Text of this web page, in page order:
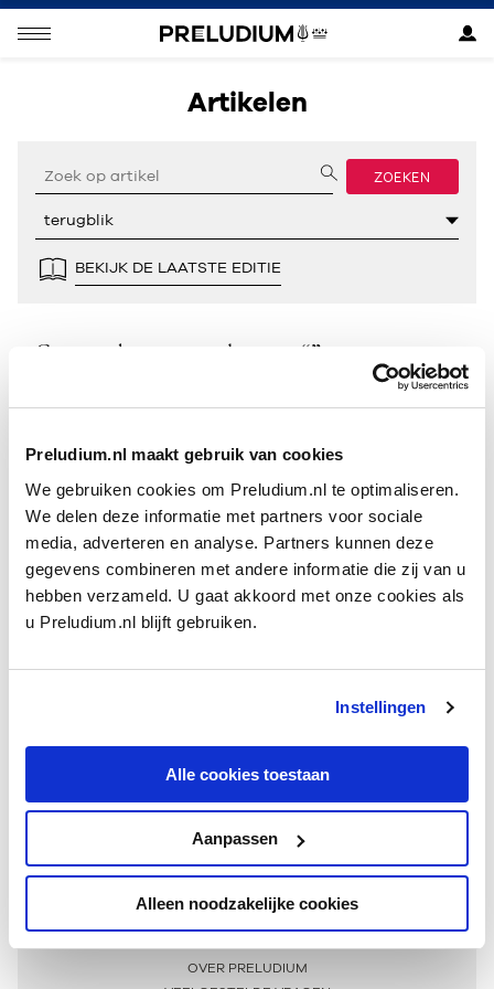
Preludium.nl maakt gebruik van cookies
We gebruiken cookies om Preludium.nl te optimaliseren.
We delen deze informatie met partners voor sociale
media, adverteren en analyse. Partners kunnen deze
gegevens combineren met andere informatie die zij van u
hebben verzameld. U gaat akkoord met onze cookies als
u Preludium.nl blijft gebruiken.
Instellingen
Alle cookies toestaan
Aanpassen
Alleen noodzakelijke cookies
Artikelen
ZOEKEN
BEKIJK DE LAATSTE EDITIE
Geen resultaten gevonden voor “”.
Meer informatie
OVER PRELUDIUM